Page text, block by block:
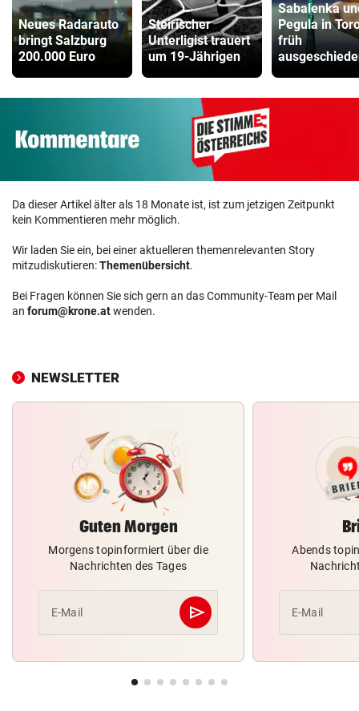
Neues Radarauto
bringt Salzburg
200.000 Euro
Steirischer
Unterligist trauert
um 19-Jährigen
Sabalenka
Pegula in
früh
Da dieser Artikel älter als 18 Monate ist, ist zum jetzigen Zeitpunkt
kein Kommentieren mehr möglich.
Wir laden Sie ein, bei einer aktuelleren themenrelevanten Story
mitzudiskutieren:Themenübersicht.
Bei Fragen können Sie sich gern an das Community-Team per Mail
an forum@krone.atwenden.
NEWSLETTER
Guten Morgen
Morgens topinformiert über die
Nachrichten des Tages
E-Mail send
Abschicken
Abends
E-Mail